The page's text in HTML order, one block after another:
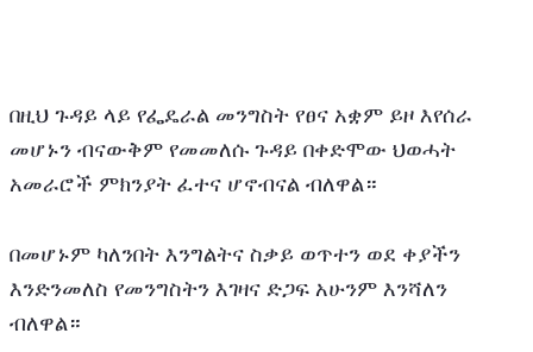
በዚህ ጉዳይ ላይ የፌዴራል መንግስት የፀና አቋም ይዞ እየሰራ
መሆኑን ብናውቅም የመመለሱ ጉዳይ በቀድሞው ህወሓት
አመራሮች ምክንያት ፈተና ሆኖብናል ብለዋል።
በመሆኑም ካለንበት እንግልትና ስቃይ ወጥተን ወደ ቀያችን
እንድንመለስ የመንግስትን እገዛና ድጋፍ አሁንም እንሻለን
ብለዋል።